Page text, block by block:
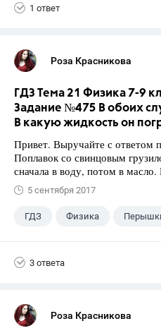
1 ответ
Роза Красникова
ГДЗ Тема 21 Физика 7-9
Задание №475 В обоих
В какую жидкость он
Привет. Выручайте с ответом
Поплавок со свинцовым
сначала в воду, потом в
5 сентября 2017
ГДЗ Физика
3 ответа
Роза Красникова